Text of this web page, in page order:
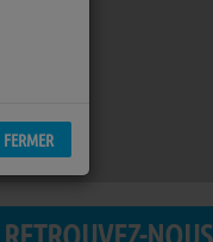
RETROUVEZ-
FERMER